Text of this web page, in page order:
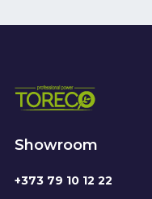
Showroom
+373 79 10 12 22